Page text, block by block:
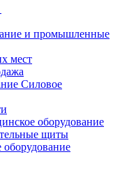
и промышленные
мест
Силовое
оборудование
щиты
оборудование